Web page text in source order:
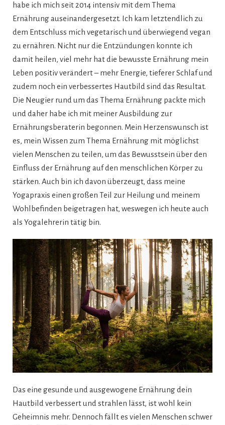
habe ich mich seit 2014 intensiv mit dem Thema
Ernährung auseinandergesetzt. Ich kam letztendlich zu
dem Entschluss mich vegetarisch und überwiegend vegan
zu ernähren. Nicht nur die Entzündungen konnte ich
damit heilen, viel mehr hat die bewusste Ernährung mein
Leben positiv verändert – mehr Energie, tieferer Schlaf und
zudem noch ein verbessertes Hautbild sind das Resultat.
Die Neugier rund um das Thema Ernährung packte mich
und daher habe ich mit meiner Ausbildung zur
Ernährungsberaterin begonnen. Mein Herzenswunsch ist
es, mein Wissen zum Thema Ernährung mit möglichst
vielen Menschen zu teilen, um das Bewusstsein über den
Einfluss der Ernährung auf den menschlichen Körper zu
stärken. Auch bin ich davon überzeugt, dass meine
Yogapraxis einen großen Teil zur Heilung und meinem
Wohlbefinden beigetragen hat, weswegen ich heute auch
als Yogalehrerin tätig bin.
Das eine gesunde und ausgewogene Ernährung dein
Hautbild verbessert und strahlen lässt, ist wohl kein
Geheimnis mehr. Dennoch fällt es vielen Menschen schwer